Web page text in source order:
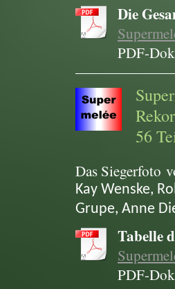
Die
PDF-
56
Das Siegerfoto
Kay Wenske,
Grupe, Anne
Tabelle
PDF-